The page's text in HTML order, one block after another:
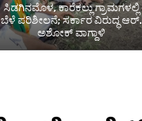
ಸಿಡಗಿನಮೊಳ, ಕಾರೆಕಲ್ಲು ಗ್ರಾಮಗಳಲ್ಲಿ
ಬೆಳೆ ಪರಿಶೀಲನೆ; ಸರ್ಕಾರ ವಿರುದ್ಧ ಆರ್.
ಅಶೋಕ್ ವಾಗ್ದಾಳಿ